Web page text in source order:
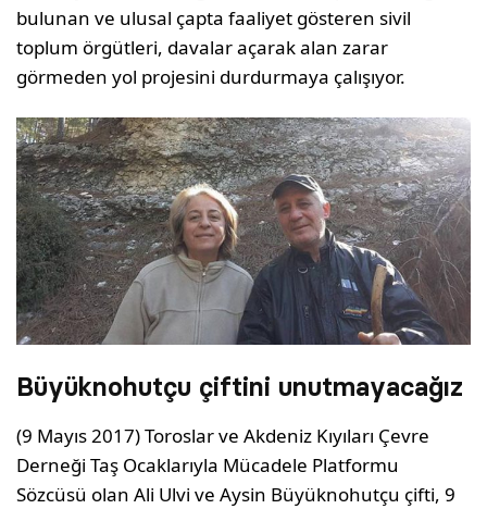
bulunan ve ulusal çapta faaliyet gösteren sivil
toplum örgütleri, davalar açarak alan zarar
görmeden yol projesini durdurmaya çalışıyor.
Büyüknohutçu çiftini unutmayacağız
(9 Mayıs 2017) Toroslar ve Akdeniz Kıyıları Çevre
Derneği Taş Ocaklarıyla Mücadele Platformu
Sözcüsü olan Ali Ulvi ve Aysin Büyüknohutçu çifti, 9